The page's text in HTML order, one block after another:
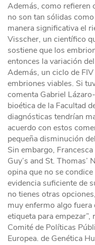
Además, como refieren
no son tan sólidas
manera significativa el
Visscher, un científico
sostiene que los
entonces la variación
Además, un ciclo de
embriones viables. Si
comenta Gabriel
bioética de la Facultad
diagnósticas tendrían
acuerdo con estos
pequeña disminución
Sin embargo,
Guy’s and St.
opina que no se
evidencia suficiente de
no tienes otras
muy enfermo algo fuera
etiqueta para
Comité de Políticas
Europea. de Genética